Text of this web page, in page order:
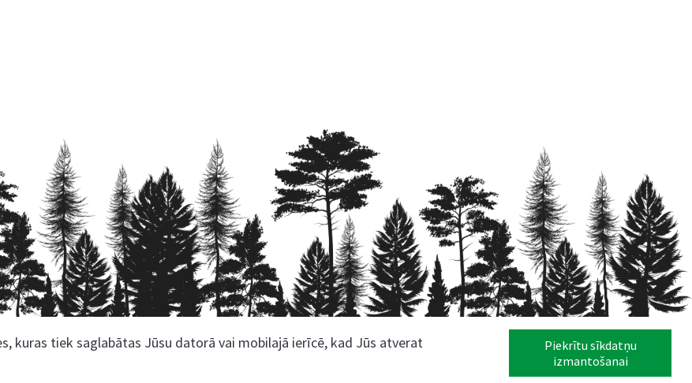
kuras tiek saglabātas Jūsu datorā vai mobilajā ierīcē, kad Jūs atverat
Piekrītu sīkdatņu
izmantošanai